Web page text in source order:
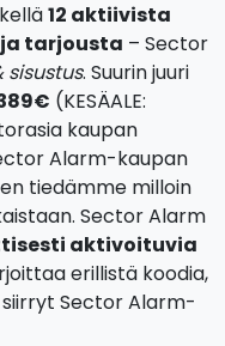
12 aktiivista
tarjousta – Sector
sisustus. Suurin juuri
(KESÄALE:
kaupan
Alarm-kaupan
tiedämme milloin
Sector Alarm
aktivoituvia
erillistä koodia,
Sector Alarm-